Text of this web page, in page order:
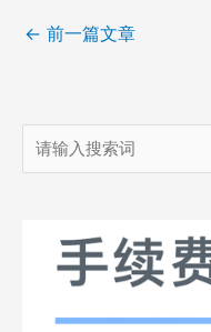
← 前一篇文章
搜
索